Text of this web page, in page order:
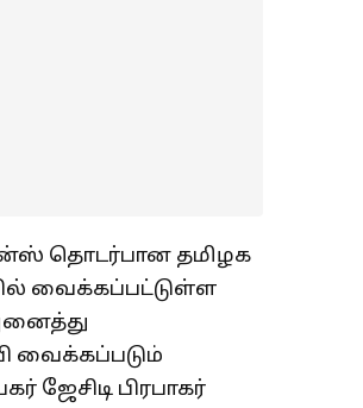
தொடர்பான தமிழக
வைக்கப்பட்டுள்ள
வைக்கப்படும்
பிரபாகர்